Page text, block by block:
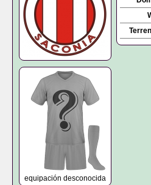
equipación desconocida